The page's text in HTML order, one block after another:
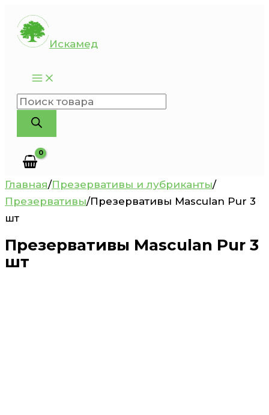
Перейти
содержимому
Искамед
Поиск
товаров
Главная/Презервативы и лубриканты/
Презервативы/Презервативы Masculan Pur 3
шт
Презервативы Masculan Pur 3
шт